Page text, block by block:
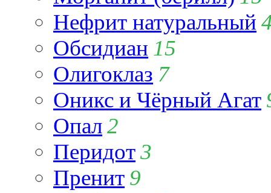
Нефрит натуральный
Обсидиан 15
Олигоклаз 7
Оникс и Чёрный Агат
Опал2
Перидот3
Пренит 9